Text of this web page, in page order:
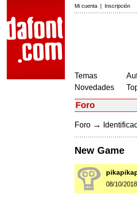
Mi cuenta | Inscripción
Temas
Novedades
Foro
Foro →
New Game
08/10/